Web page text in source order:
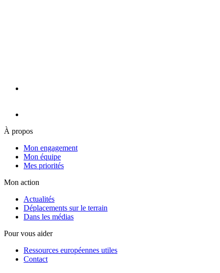
À propos
Mon engagement
Mon équipe
Mes priorités
Mon action
Actualités
Déplacements sur le terrain
Dans les médias
Pour vous aider
Ressources européennes utiles
Contact